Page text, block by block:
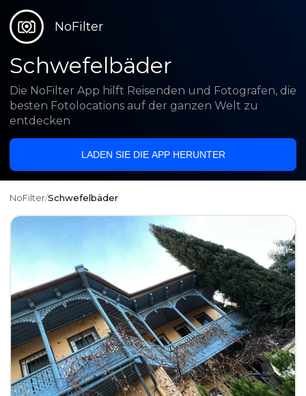
NoFilter
Schwefelbäder
Die NoFilter App hilft Reisenden und Fotografen, die
besten Fotolocations auf der ganzen Welt zu
entdecken
LADEN SIE DIE APP HERUNTER
NoFilter/Schwefelbäder